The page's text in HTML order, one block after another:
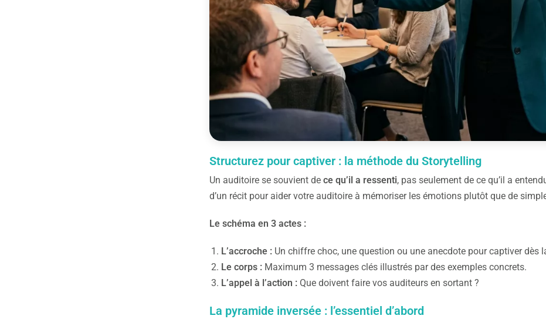
Structurez pour captiver : la méthode du Storytelling
Un auditoire se souvient de ce qu’il a ressenti, pas seulement de ce qu’il a
d’un récit pour aider votre auditoire à mémoriser les émotions plutôt que de
Le schéma en 3 actes :
L’accroche : Un chiffre choc, une question ou une anecdote pour captiver dès
Le corps : Maximum 3 messages clés illustrés par des exemples concrets.
L’appel à l’action : Que doivent faire vos auditeurs en sortant ?
La pyramide inversée : l’essentiel d’abord